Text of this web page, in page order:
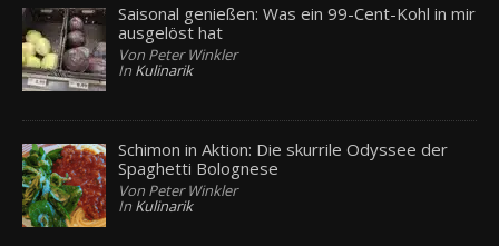
Saisonal genießen: Was ein 99-Cent-Kohl in mir
ausgelöst hat
Von Peter Winkler
In Kulinarik
Schimon in Aktion: Die skurrile Odyssee der
Spaghetti Bolognese
Von Peter Winkler
In Kulinarik